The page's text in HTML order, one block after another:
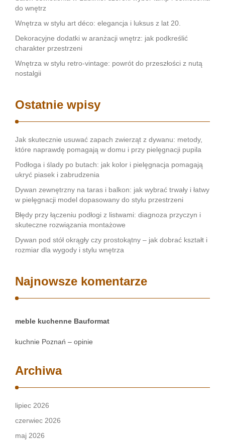
do wnętrz
Wnętrza w stylu art déco: elegancja i luksus z lat 20.
Dekoracyjne dodatki w aranżacji wnętrz: jak podkreślić
charakter przestrzeni
Wnętrza w stylu retro-vintage: powrót do przeszłości z nutą
nostalgii
Ostatnie wpisy
Jak skutecznie usuwać zapach zwierząt z dywanu: metody,
które naprawdę pomagają w domu i przy pielęgnacji pupila
Podłoga i ślady po butach: jak kolor i pielęgnacja pomagają
ukryć piasek i zabrudzenia
Dywan zewnętrzny na taras i balkon: jak wybrać trwały i łatwy
w pielęgnacji model dopasowany do stylu przestrzeni
Błędy przy łączeniu podłogi z listwami: diagnoza przyczyn i
skuteczne rozwiązania montażowe
Dywan pod stół okrągły czy prostokątny – jak dobrać kształt i
rozmiar dla wygody i stylu wnętrza
Najnowsze komentarze
meble kuchenne Bauformat
kuchnie Poznań – opinie
Archiwa
lipiec 2026
czerwiec 2026
maj 2026